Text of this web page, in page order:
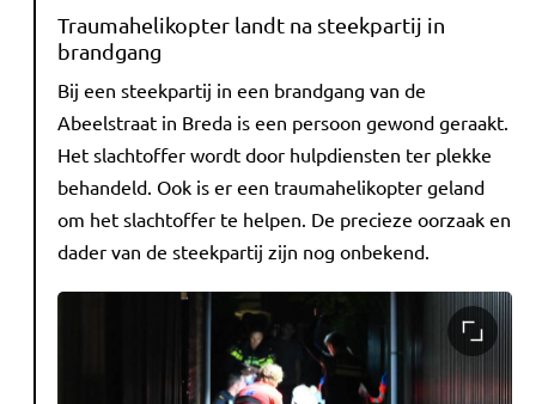
Traumahelikopter landt na steekpartij in
brandgang
Bij een steekpartij in een brandgang van de
Abeelstraat in Breda is een persoon gewond geraakt.
Het slachtoffer wordt door hulpdiensten ter plekke
behandeld. Ook is er een traumahelikopter geland
om het slachtoffer te helpen. De precieze oorzaak en
dader van de steekpartij zijn nog onbekend.